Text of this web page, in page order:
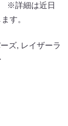
※詳細は近日
す。
ズ, レイザーラ